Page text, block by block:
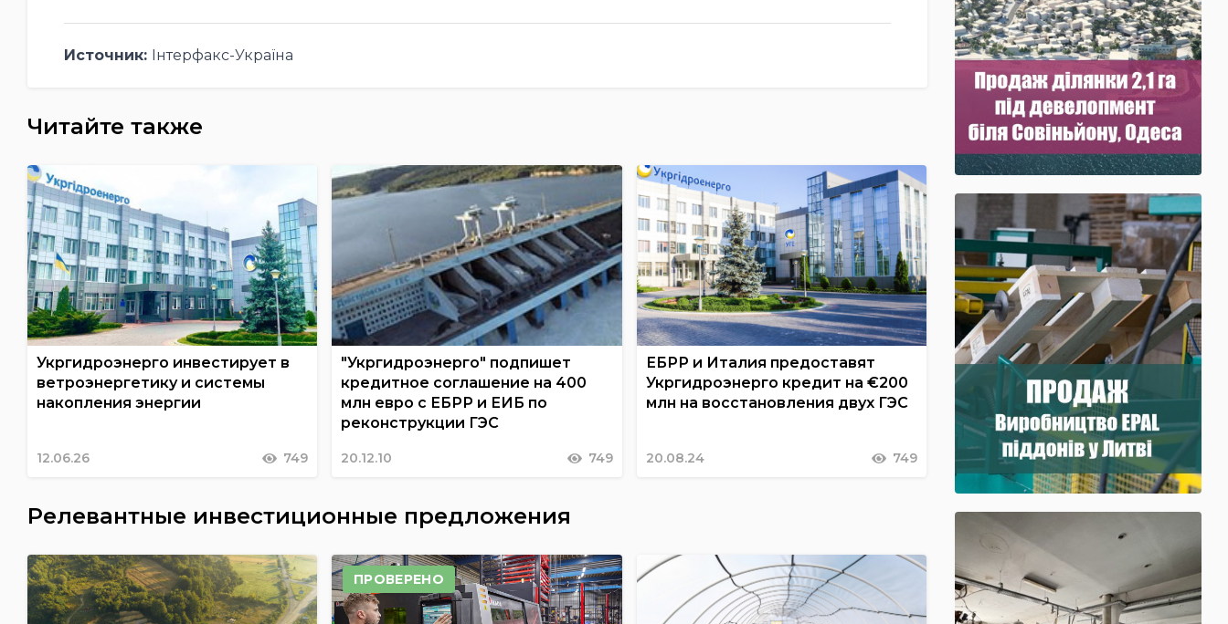
Источник: Інтерфакс-Україна
Читайте также
Укргидроэнерго инвестирует в
ветроэнергетику и системы
накопления энергии
12.06.26 749
"Укргидроэнерго" подпишет
кредитное соглашение на 400
млн евро с ЕБРР и ЕИБ по
реконструкции ГЭС
20.12.10 749
ЕБРР и Италия предоставят
Укргидроэнерго кредит на €200
млн на восстановления двух ГЭС
20.08.24 749
Релевантные инвестиционные предложения
ПРОВЕРЕНО